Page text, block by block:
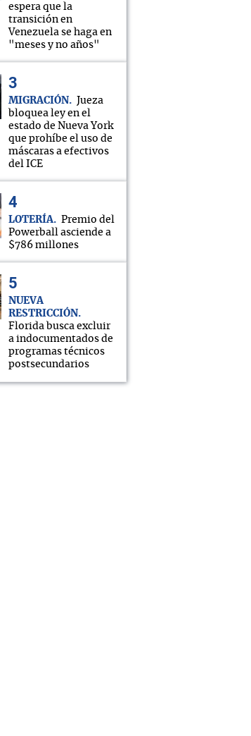
espera que la
transición en
Venezuela se haga en
"meses y no años"
MIGRACIÓN
Jueza
bloquea ley en el
estado de Nueva York
que prohíbe el uso de
máscaras a efectivos
del ICE
LOTERÍA
Premio del
Powerball asciende a
$786 millones
NUEVA
RESTRICCIÓN
Florida busca excluir
a indocumentados de
programas técnicos
postsecundarios